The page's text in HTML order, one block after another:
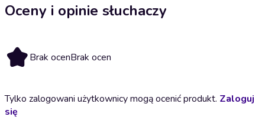
Oceny i opinie słuchaczy
Brak ocenBrak ocen
Tylko zalogowani użytkownicy mogą ocenić produkt. Zaloguj
się